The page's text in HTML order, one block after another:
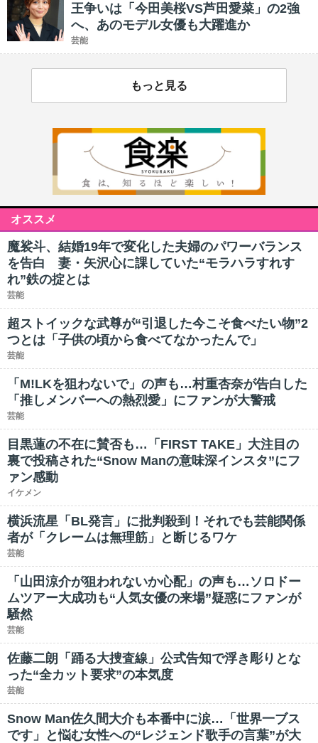
王争いは「今田美桜VS芦田愛菜」の2強
へ、あのモデル女優も大躍進か
芸能
もっと見る
オススメ
魔裟斗、結婚19年で変化した夫婦のパワーバランス
を告白 妻・矢沢心に課していた“モラハラすれす
れ”鉄の掟とは
芸能
超ストイックな武尊が“引退した今こそ食べたい物”2
つとは「子供の頃から食べてなかったんで」
芸能
「M!LKを狙わないで」の声も…村重杏奈が告白した
「推しメンバーへの熱烈愛」にファンが大警戒
芸能
目黒蓮の不在に賛否も…「FIRST TAKE」大注目の
裏で投稿された“Snow Manの意味深インスタ”にフ
ァン感動
イケメン
横浜流星「BL発言」に批判殺到！それでも芸能関係
者が「クレームは無理筋」と断じるワケ
芸能
「山田涼介が狙われないか心配」の声も…ソロドー
ムツアー大成功も“人気女優の来場”疑惑にファンが
騒然
芸能
佐藤二朗「踊る大捜査線」公式告知で浮き彫りとな
った“全カット要求”の本気度
芸能
Snow Man佐久間大介も本番中に涙…「世界一ブス
です」と悩む女性への“レジェンド歌手の言葉”が大